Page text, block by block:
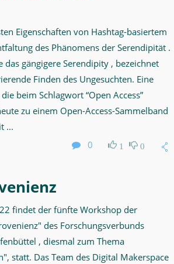
Eigenschaften von Hashtag-basiertem
des Phänomens der Serendipität .
das gängigere Serendipity , bezeichnet
Finden des Ungesuchten. Eine
beim Schlagwort “Open Access”
zu einem Open-Access-Sammelband
...
0
1 0
findet der fünfte Workshop der
des Forschungsverbunds
, diesmal zum Thema
statt. Das Team des Digital Makerspace